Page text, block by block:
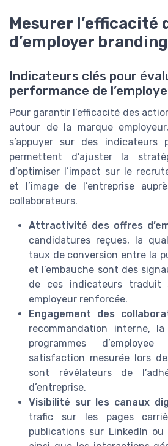
Mesurer l’efficacité
d’employer branding
Indicateurs clés pour
performance de
Pour garantir l’efficacité des
autour de la marque
s’appuyer sur des indicateurs
permettent d’ajuster la
d’optimiser l’impact sur le
et l’image de l’entreprise
collaborateurs.
Attractivité des offres
candidatures reçues, la
taux de conversion entre la
et l’embauche sont des
de ces indicateurs traduit
employeur renforcée.
Engagement des
recommandation interne,
programmes
satisfaction mesurée lors
sont révélateurs de
d’entreprise.
Visibilité sur les canaux
trafic sur les pages
publications sur LinkedIn ou